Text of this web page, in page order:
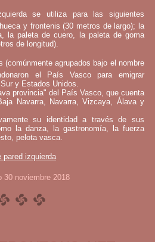
se utiliza para las siguientes
y frontenis (30 metros de largo); la
la paleta de cuero, la paleta de goma
de longitud).
(comúnmente agrupados bajo el nombre
el País Vasco para emigrar
y Estados Unidos.
provincia" del País Vasco, que cuenta
Navarra, Navarra, Vizcaya, Álava y
su identidad a través de sus
la danza, la gastronomía, la fuerza
pelota vasca.
pared izquierda
30 noviembre 2018